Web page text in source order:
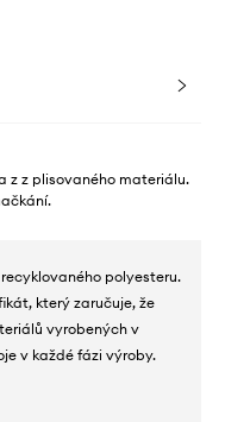
z z plisovaného materiálu.
polyesteru.
který zaručuje, že
vyrobených v
v každé fázi výroby.